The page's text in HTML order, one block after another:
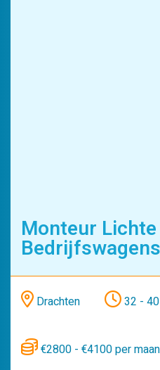
Monteur Lichte
Bedrijfswagens
Drachten 32 -
€2800 - €4100 per